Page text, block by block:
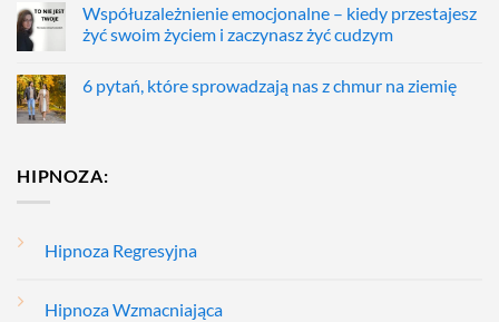
Współuzależnienie emocjonalne – kiedy przestajesz
żyć swoim życiem i zaczynasz żyć cudzym
6 pytań, które sprowadzają nas z chmur na ziemię
HIPNOZA:
Hipnoza Regresyjna
Hipnoza Wzmacniająca